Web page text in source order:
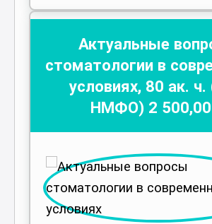
Актуальные
стоматологии в
условиях, 80 ак. ч.
НМФО) 2 500